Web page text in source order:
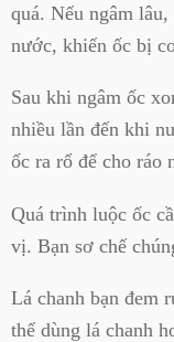
quá. Nếu ngâm
nước, khiến ốc bị
Sau khi ngâm ốc
nhiều lần đến khi
ốc ra rổ để cho ráo
Quá trình luộc ốc
vị. Bạn sơ chế
Lá chanh bạn đem
thể dùng lá chanh